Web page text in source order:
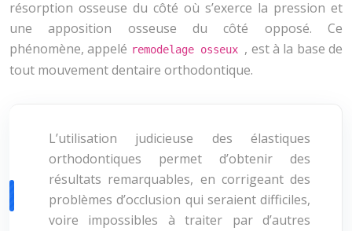
résorption osseuse du côté où s’exerce la pression et
une apposition osseuse du côté opposé. Ce
phénomène, appelé remodelage osseux , est à la base de
tout mouvement dentaire orthodontique.
L’utilisation judicieuse des élastiques
orthodontiques permet d’obtenir des
résultats remarquables, en corrigeant des
problèmes d’occlusion qui seraient difficiles,
voire impossibles à traiter par d’autres